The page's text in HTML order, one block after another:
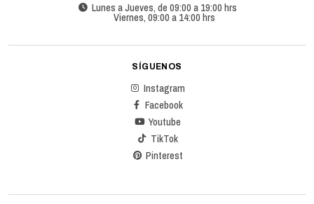
Lunes a Jueves, de 09:00 a 19:00 hrs
Viernes, 09:00 a 14:00 hrs
SÍGUENOS
Instagram
Facebook
Youtube
TikTok
Pinterest